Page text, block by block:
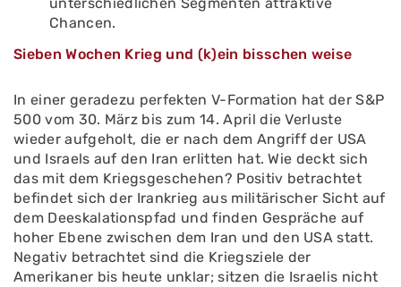
Chancen.
Sieben Wochen Krieg und (k)ein bisschen weise
In einer geradezu perfekten V-Formation hat der S&P
500 vom 30. März bis zum 14. April die Verluste
wieder aufgeholt, die er nach dem Angriff der USA
und Israels auf den Iran erlitten hat. Wie deckt sich
das mit dem Kriegsgeschehen? Positiv betrachtet
befindet sich der Irankrieg aus militärischer Sicht auf
dem Deeskalationspfad und finden Gespräche auf
hoher Ebene zwischen dem Iran und den USA statt.
Negativ betrachtet sind die Kriegsziele der
Amerikaner bis heute unklar; sitzen die Israelis nicht